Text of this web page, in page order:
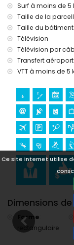
Ce site Internet utilise
Sports
tennis,
canoë, kayak,
voile et ski
golf (Jávea
Surf à moins de 5
Taille de la
Taille du bâtiment
Télévision
Télévision par
Transfert aéroport
VTT à moins de 5
Dimensions
Forme:
rectangulaire